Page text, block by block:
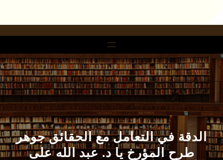
الدقة في التعامل مع الحقائق جوهر
طرح المؤرخ يا د. عبد الله على